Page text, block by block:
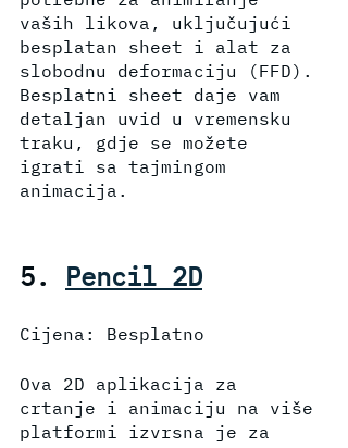
vaših likova, uključujući
besplatan sheet i alat za
slobodnu deformaciju (FFD).
Besplatni sheet daje vam
detaljan uvid u vremensku
traku, gdje se možete
igrati sa tajmingom
animacija.
5. Pencil 2D
Cijena: Besplatno
Ova 2D aplikacija za
crtanje i animaciju na više
platformi izvrsna je za